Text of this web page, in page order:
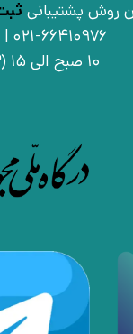
روش پشتیبانی
10 صبح الی 15 (3 بعد از ظهر)